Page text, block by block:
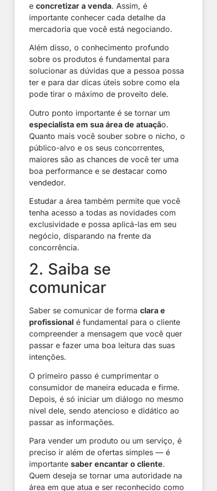
econcretizar a venda. Assim, é
importante conhecer cada detalhe da
mercadoria que você está negociando.
Além disso, o conhecimento profundo
sobre os produtos é fundamental para
solucionar as dúvidas que a pessoa possa
ter e para dar dicas úteis sobre como ela
pode tirar o máximo de proveito dele.
Outro ponto importante é se tornar um
especialista em sua área de atuação.
Quanto mais você souber sobre o nicho, o
público-alvo e os seus concorrentes,
maiores são as chances de você ter uma
boa performance e sedestacar como
vendedor.
Estudar a área também permite que você
tenha acesso a todas as novidades com
exclusividade e possa aplicá-las em seu
negócio, disparando na frente da
concorrência.
2. Saiba se
comunicar
Saber se comunicar de formaclara e
profissional é fundamental para o cliente
compreender a mensagem que você quer
passar e fazer uma boa leitura das suas
intenções.
O primeiro passo é cumprimentar o
consumidor de maneira educada e firme.
Depois, é só iniciar um diálogo no mesmo
nível dele, sendo atencioso e didático ao
passar as informações.
Para vender um produto ou um serviço, é
preciso ir além de ofertas simples — é
importantesaber encantar o cliente.
Quem deseja se tornar uma autoridade na
área em que atua e ser reconhecido como